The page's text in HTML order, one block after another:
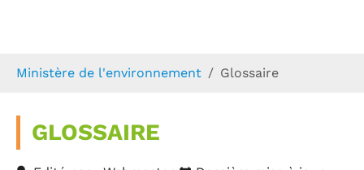
Ministère de l'environnement Glossaire
GLOSSAIRE